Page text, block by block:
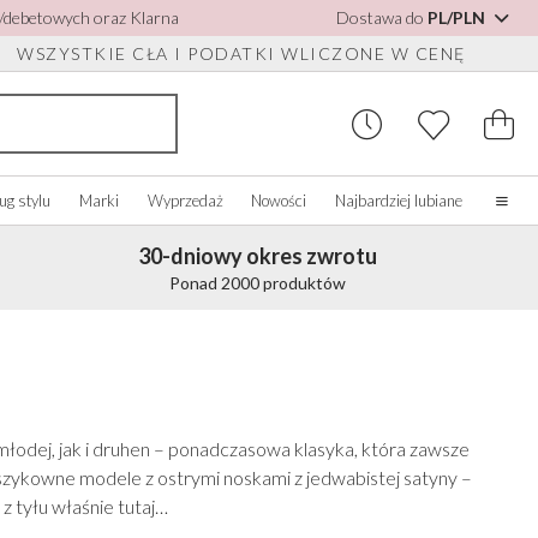
debetowych oraz Klarna Dostawa do PL/PLN
WSZYSTKIE CŁA I PODATKI WLICZONE W CENĘ
słoniowa/Biały
Perfect Occasion
Rainbow Club
butów Zegarki ślubne
Pudełka na zegarki
stylu Marki Wyprzedaż Nowości Najbardziej lubiane
Strona główna
Nasza historia
30-dniowy okres zwrotu
Ponad 2000 produktów
jak i druhen – ponadczasowa klasyka, która zawsze
modele z ostrymi noskami z jedwabistej satyny –
tyłu właśnie tutaj…